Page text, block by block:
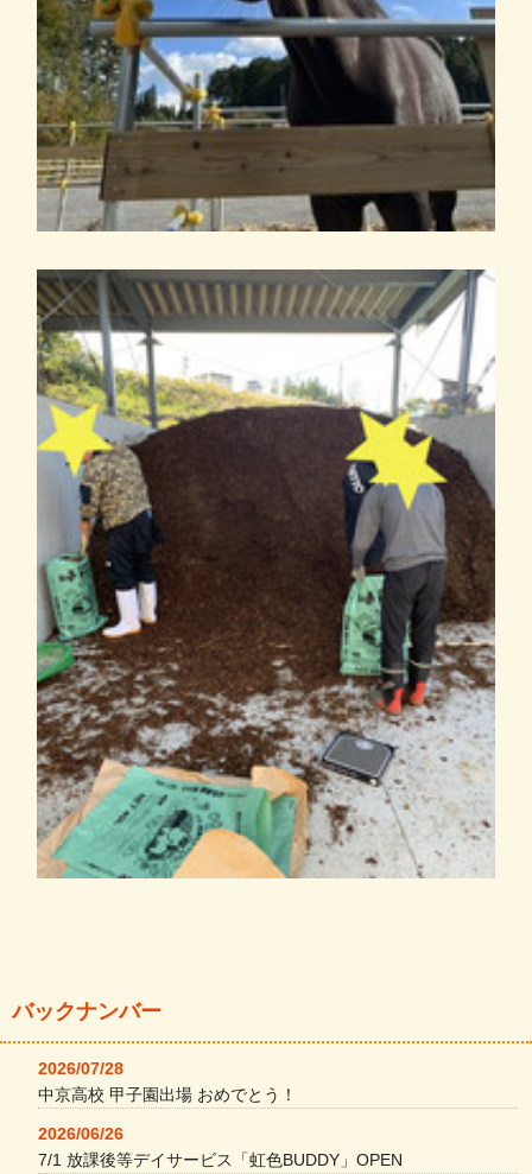
バックナンバー
2026/07/28
中京高校 甲子園出場 おめでとう！
2026/06/26
7/1 放課後等デイサービス「虹色BUDDY」OPEN